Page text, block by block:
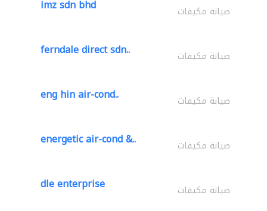
imz sdn bhd صيانة مكيفات
ferndale direct sdn.. صيانة مكيفات
eng hin air-cond.. صيانة مكيفات
energetic air-cond &.. صيانة مكيفات
dle enterprise صيانة مكيفات